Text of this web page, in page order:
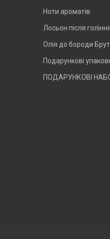
Ноти ароматів
Лосьон після
Олія до бороди
Подарункові
ПОДАРУНКОВІ